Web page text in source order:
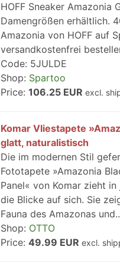
HOFF Sneaker Amazonia
Damengrößen erhältlich.
Amazonia von HOFF auf
versandkostenfrei
Code: 5JULDE
Shop: Spartoo
Price: 106.25 EUR excl.
Komar Vliestapete
glatt, naturalistisch
Die im modernen Stil
Fototapete »Amazonia
Panel« von Komar zieht in
die Blicke auf sich. Sie
Fauna des Amazonas
Shop: OTTO
Price: 49.99 EUR excl.